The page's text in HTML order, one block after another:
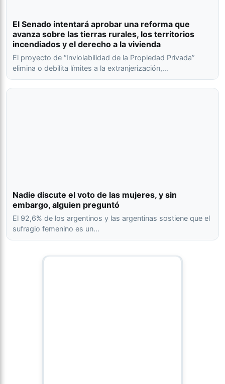
El Senado intentará aprobar una reforma que
avanza sobre las tierras rurales, los territorios
incendiados y el derecho a la vivienda
El proyecto de “Inviolabilidad de la Propiedad Privada”
elimina o debilita límites a la extranjerización,…
Nadie discute el voto de las mujeres, y sin
embargo, alguien preguntó
El 92,6% de los argentinos y las argentinas sostiene que el
sufragio femenino es un…